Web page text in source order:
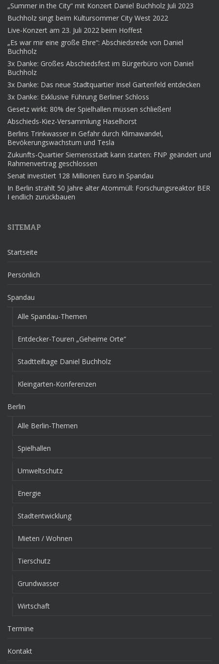
„Summer in the City“ mit Konzert Daniel Buchholz Juli 2023
Buchholz singt beim Kultursommer City West 2022
Live-Konzert am 23. Juli 2022 beim Hoffest
„Es war mir eine große Ehre“: Abschiedsrede von Daniel
Buchholz
3x Danke: Großes Abschiedsfest im Bürgerbüro von Daniel
Buchholz
3x Danke: Das neue Stadtquartier Insel Gartenfeld entdecken
3x Danke: Exklusive Führung Berliner Schloss
Gesetz wirkt: 80% der Spielhallen müssen schließen!
Abschieds-Kiez-Versammlung Haselhorst
Berlins Trinkwasser in Gefahr durch Klimawandel,
Bevökerungswachstum und Tesla
Zukunfts-Quartier Siemensstadt kann starten: FNP geändert und
Rahmenvertrag geschlossen
Senat investiert 128 Millionen Euro in Spandau
In Berlin strahlt 50 Jahre alter Atommüll: Forschungsreaktor BER
I endlich zurückbauen
SITEMAP
Startseite
Persönlich
Spandau
Alle Spandau-Themen
Entdecker-Touren „Geheime Orte“
Stadtteiltage Daniel Buchholz
Kleingarten-Konferenzen
Berlin
Alle Berlin-Themen
Spielhallen
Umweltschutz
Energie
Stadtentwicklung
Mieten / Wohnen
Tierschutz
Grundwasser
Wirtschaft
Termine
Kontakt